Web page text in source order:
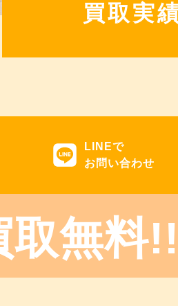
買取実
LINEで
お問い合わせ
取無料!!